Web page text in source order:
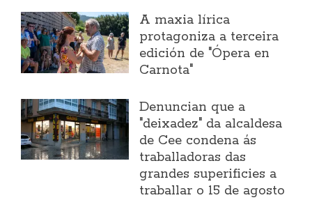
A maxia lírica
protagoniza a terceira
edición de "Ópera en
Carnota"
Denuncian que a
"deixadez" da alcaldesa
de Cee condena ás
traballadoras das
grandes superificies a
traballar o 15 de agosto